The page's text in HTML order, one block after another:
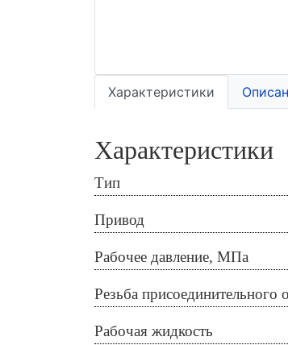
Характеристики
Характеристики
Тип
Привод
Рабочее давление, МПа
Резьба присоединительного
Рабочая жидкость